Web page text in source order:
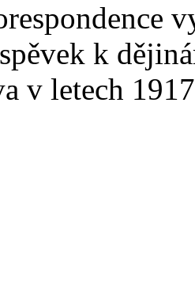
k
v letech